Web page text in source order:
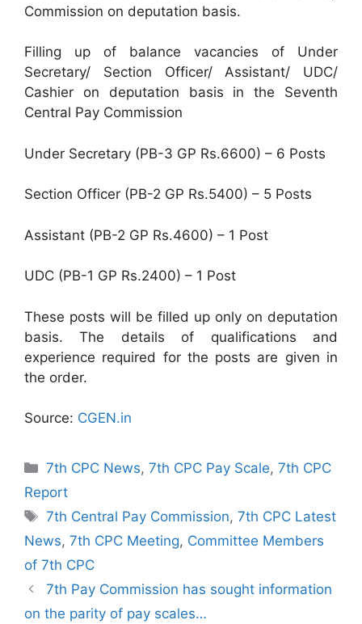
Commission on deputation basis.
Filling up of balance vacancies of Under
Secretary/ Section Officer/ Assistant/ UDC/
Cashier on deputation basis in the Seventh
Central Pay Commission
Under Secretary (PB-3 GP Rs.6600) – 6 Posts
Section Officer (PB-2 GP Rs.5400) – 5 Posts
Assistant (PB-2 GP Rs.4600) – 1 Post
UDC (PB-1 GP Rs.2400) – 1 Post
These posts will be filled up only on deputation
basis. The details of qualifications and
experience required for the posts are given in
the order.
Source: CGEN.in
Categories
7th CPC News,7th CPC Pay Scale,7th CPC
Report
Tags
7th Central Pay Commission,7th CPC Latest
News, 7th CPC Meeting, Committee Members
of 7th CPC
7th Pay Commission has sought information
on the parity of pay scales…